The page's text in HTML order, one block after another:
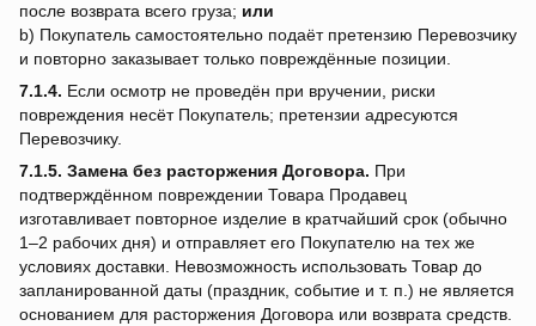
после возврата всего груза; или
b) Покупатель самостоятельно подаёт претензию Перевозчику
и повторно заказывает только повреждённые позиции.
7.1.4. Если осмотр не проведён при вручении, риски
повреждения несёт Покупатель; претензии адресуются
Перевозчику.
7.1.5. Замена без расторжения Договора. При
подтверждённом повреждении Товара Продавец
изготавливает повторное изделие в кратчайший срок (обычно
1–2 рабочих дня) и отправляет его Покупателю на тех же
условиях доставки. Невозможность использовать Товар до
запланированной даты (праздник, событие и т. п.) не является
основанием для расторжения Договора или возврата средств.